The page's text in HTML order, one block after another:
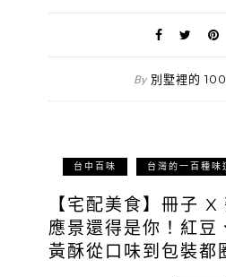
By 別墅裡的
台中百味 台灣的一百種味
【宅配美食】冊子
應景還得是你！紅豆
黃酥從口味到包裝都